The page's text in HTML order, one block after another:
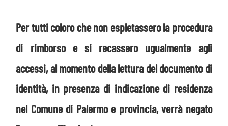
Per tutti coloro che non espletassero la procedura
di rimborso e si recassero ugualmente agli
accessi, al momento della lettura del documento di
identità, in presenza di indicazione di residenza
nel Comune di Palermo e provincia, verrà negato